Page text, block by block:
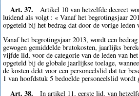
Art. 37.
Artikel 10 van hetzelfde decreet
luidend als volgt : « Vanaf het begrotingsjaar
opgeteld bij het bedrag dat door de vorige leden
Vanaf het begrotingsjaar 2013, wordt een
gewogen gemiddelde brutokosten, jaarlijks
vijfde lid, voor de categorie van de leden van
opgeteld bij de globale jaarlijkse toelage,
de kosten dekt voor een personeelslid dat ter
1 van hoofdstuk 5 bedoelde personeelslid wordt
Art. 38.
In artikel 11, eerste lid, van